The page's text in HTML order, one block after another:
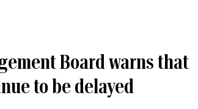
Board warns that
to be delayed